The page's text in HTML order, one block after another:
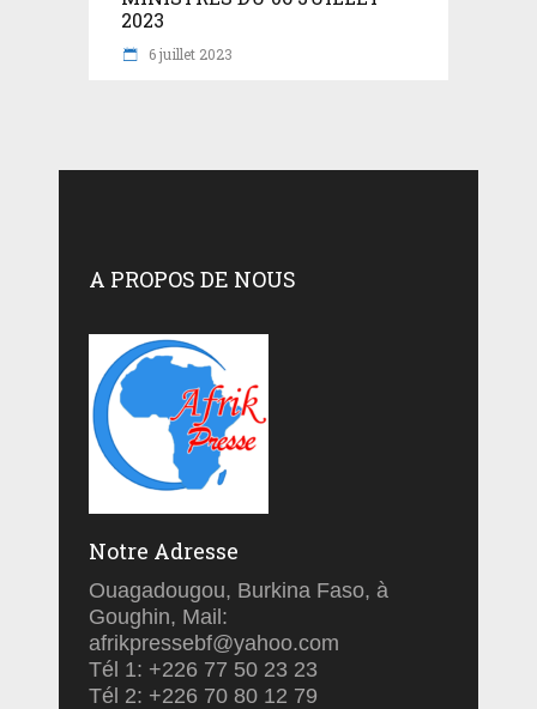
2023
6 juillet 2023
A PROPOS DE NOUS
Notre Adresse
Ouagadougou, Burkina Faso, à
Goughin, Mail:
afrikpressebf@yahoo.com
Tél 1: +226 77 50 23 23
Tél 2: +226 70 80 12 79